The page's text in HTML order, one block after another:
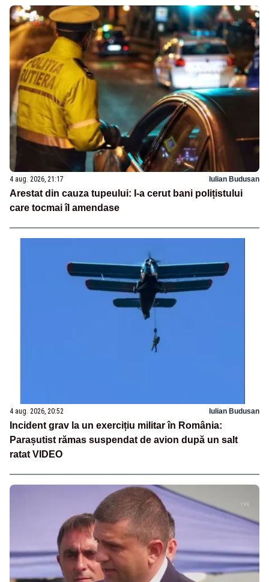
4 aug. 2026, 21:17 Iulian Budusan
Arestat din cauza tupeului: I-a cerut bani polițistului
care tocmai îl amendase
4 aug. 2026, 20:52 Iulian Budusan
Incident grav la un exercițiu militar în România:
Parașutist rămas suspendat de avion după un salt
ratat VIDEO